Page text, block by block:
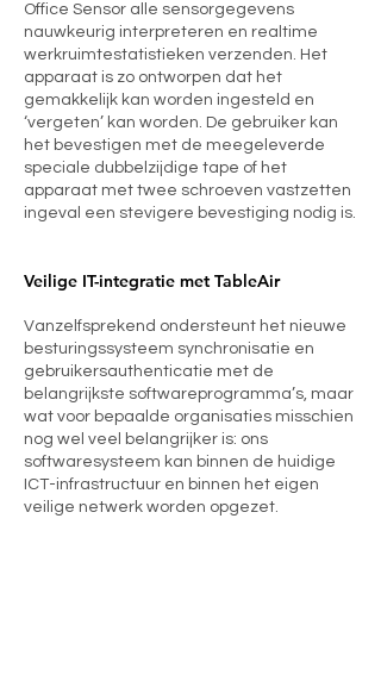
Office Sensor alle sensorgegevens
nauwkeurig interpreteren en realtime
werkruimtestatistieken verzenden. Het
apparaat is zo ontworpen dat het
gemakkelijk kan worden ingesteld en
‘vergeten’ kan worden. De gebruiker kan
het bevestigen met de meegeleverde
speciale dubbelzijdige tape of het
apparaat met twee schroeven vastzetten
ingeval een stevigere bevestiging nodig is.
Veilige IT-integratie met TableAir
Vanzelfsprekend ondersteunt het nieuwe
besturingssysteem synchronisatie en
gebruikersauthenticatie met de
belangrijkste softwareprogramma’s, maar
wat voor bepaalde organisaties misschien
nog wel veel belangrijker is: ons
softwaresysteem kan binnen de huidige
ICT-infrastructuur en binnen het eigen
veilige netwerk worden opgezet.